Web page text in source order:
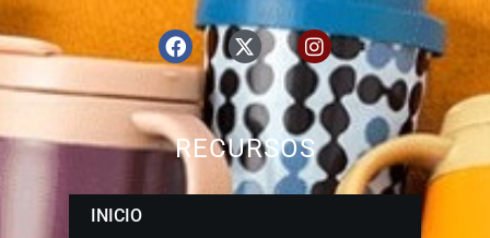
RECURSOS
INICIO